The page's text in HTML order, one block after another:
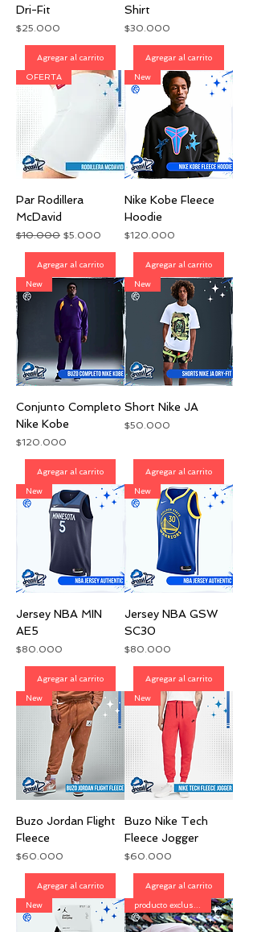
Dri-Fit
Precio
$25.000
Agregar al carrito
Shirt
Precio
$30.000
Agregar al carrito
OFERTA
Par Rodillera
McDavid
Precio
$10.000 Precio de oferta
$5.000
Agregar al carrito
New
Nike Kobe Fleece
Hoodie
Precio
$120.000
Agregar al carrito
New
Conjunto Completo
Nike Kobe
Precio
$120.000
Agregar al carrito
New
Short Nike JA
Precio
$50.000
Agregar al carrito
New
Jersey NBA MIN
AE5
Precio
$80.000
Agregar al carrito
New
Jersey NBA GSW
SC30
Precio
$80.000
Agregar al carrito
New
Buzo Jordan Flight
Fleece
Precio
$60.000
Agregar al carrito
New
Buzo Nike Tech
Fleece Jogger
Precio
$60.000
Agregar al carrito
New